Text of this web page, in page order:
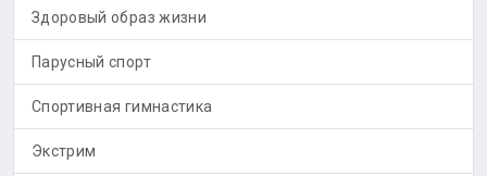
Здоровый образ жизни
Парусный спорт
Спортивная гимнастика
Экстрим